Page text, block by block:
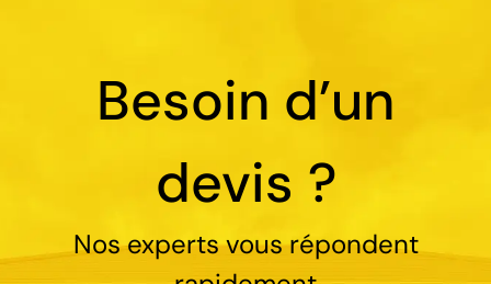
Besoin d’un
devis ?
Nos experts vous répondent